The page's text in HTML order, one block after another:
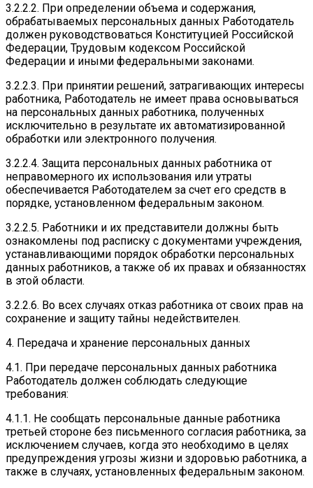
3.2.2.2. При определении объема и содержания,
обрабатываемых персональных данных Работодатель
должен руководствоваться Конституцией Российской
Федерации, Трудовым кодексом Российской
Федерации и иными федеральными законами.
3.2.2.3. При принятии решений, затрагивающих интересы
работника, Работодатель не имеет права основываться
на персональных данных работника, полученных
исключительно в результате их автоматизированной
обработки или электронного получения.
3.2.2.4. Защита персональных данных работника от
неправомерного их использования или утраты
обеспечивается Работодателем за счет его средств в
порядке, установленном федеральным законом.
3.2.2.5. Работники и их представители должны быть
ознакомлены под расписку с документами учреждения,
устанавливающими порядок обработки персональных
данных работников, а также об их правах и обязанностях
в этой области.
3.2.2.6. Во всех случаях отказ работника от своих прав на
сохранение и защиту тайны недействителен.
4. Передача и хранение персональных данных
4.1. При передаче персональных данных работника
Работодатель должен соблюдать следующие
требования:
4.1.1. Не сообщать персональные данные работника
третьей стороне без письменного согласия работника, за
исключением случаев, когда это необходимо в целях
предупреждения угрозы жизни и здоровью работника, а
также в случаях, установленных федеральным законом.